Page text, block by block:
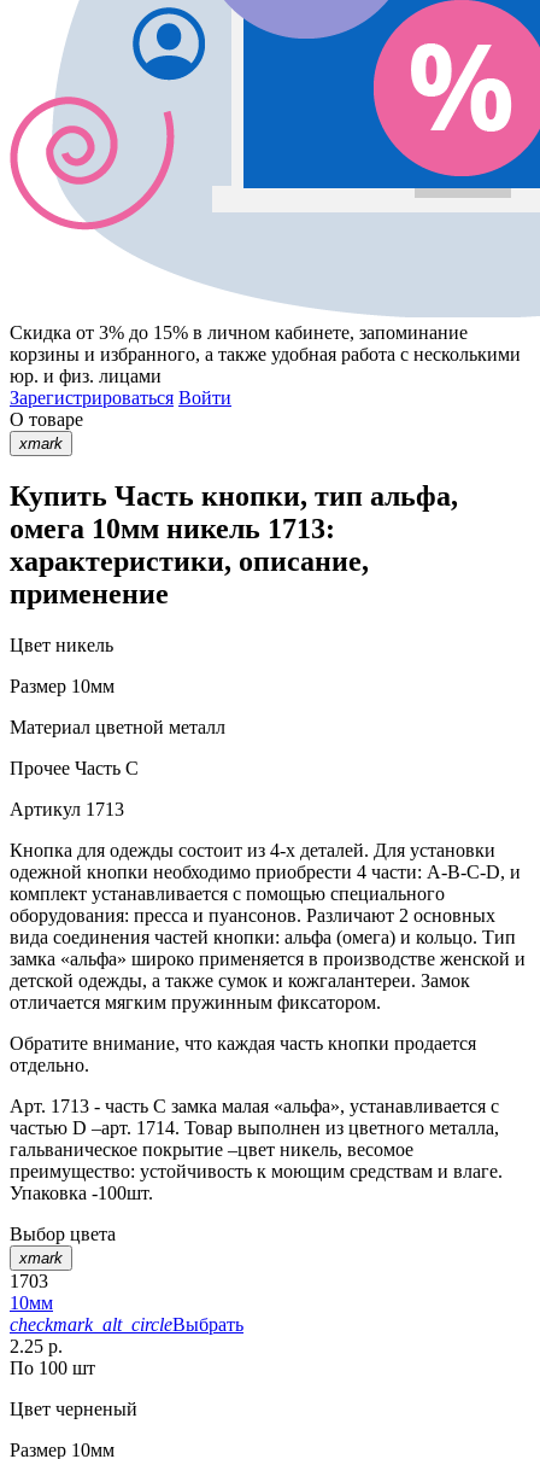
Скидка от 3% до 15% в личном кабинете, запоминание
корзины и избранного, а также удобная работа с несколькими
юр. и физ. лицами
Зарегистрироваться Войти
О товаре
xmark
Купить Часть кнопки, тип альфа,
омега 10мм никель 1713:
характеристики, описание,
применение
Цвет никель
Размер 10мм
Материал цветной металл
Прочее Часть С
Артикул 1713
Кнопка для одежды состоит из 4-х деталей. Для установки
одежной кнопки необходимо приобрести 4 части: A-B-C-D, и
комплект устанавливается с помощью специального
оборудования: пресса и пуансонов. Различают 2 основных
вида соединения частей кнопки: альфа (омега) и кольцо. Тип
замка «альфа» широко применяется в производстве женской и
детской одежды, а также сумок и кожгалантереи. Замок
отличается мягким пружинным фиксатором.
Обратите внимание, что каждая часть кнопки продается
отдельно.
Арт. 1713 - часть С замка малая «альфа», устанавливается с
частью D –арт. 1714. Товар выполнен из цветного металла,
гальваническое покрытие –цвет никель, весомое
преимущество: устойчивость к моющим средствам и влаге.
Упаковка -100шт.
Выбор цвета
xmark
1703
10мм
checkmark_alt_circleВыбрать
2.25 р.
По 100 шт
Цвет черненый
Размер 10мм